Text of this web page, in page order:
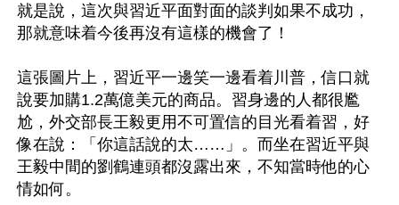
就是說，這次與習近平面對面的談判如果不成功，
那就意味着今後再沒有這樣的機會了！
這張圖片上，習近平一邊笑一邊看着川普，信口就
說要加購1.2萬億美元的商品。習身邊的人都很尷
尬，外交部長王毅更用不可置信的目光看着習，好
像在說：「你這話說的太……」。而坐在習近平與
王毅中間的劉鶴連頭都沒露出來，不知當時他的心
情如何。